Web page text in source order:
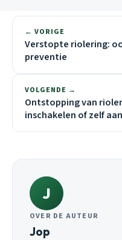
← VORIGE
Verstopte riolering:
preventie
VOLGENDE →
Ontstopping van
inschakelen of zelf
J
OVER DE AUTEUR
Jop